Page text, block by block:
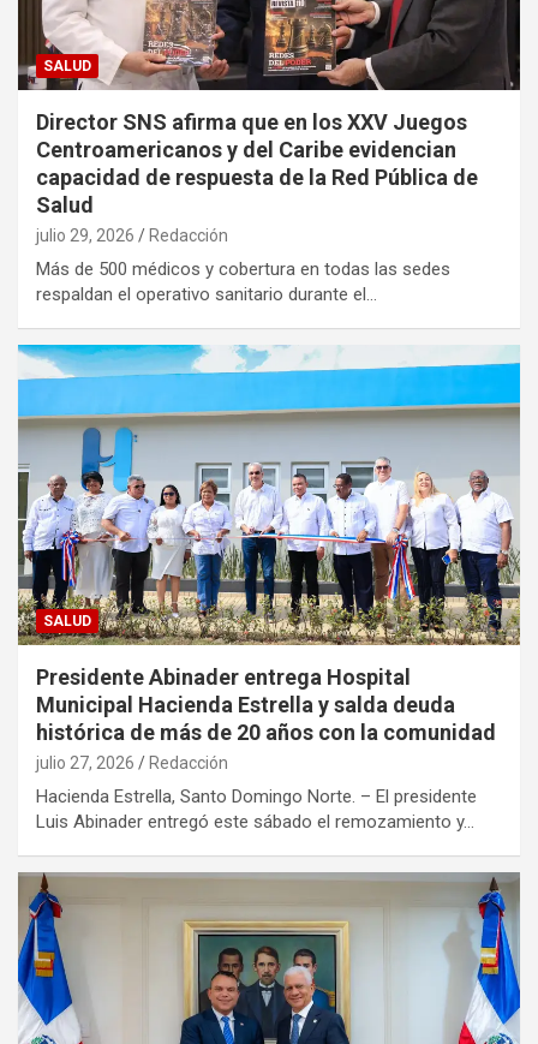
SALUD
Director SNS afirma que en los XXV Juegos
Centroamericanos y del Caribe evidencian
capacidad de respuesta de la Red Pública de
Salud
julio 29, 2026 Redacción
Más de 500 médicos y cobertura en todas las sedes
respaldan el operativo sanitario durante el…
SALUD
Presidente Abinader entrega Hospital
Municipal Hacienda Estrella y salda deuda
histórica de más de 20 años con la comunidad
julio 27, 2026 Redacción
Hacienda Estrella, Santo Domingo Norte. – El presidente
Luis Abinader entregó este sábado el remozamiento y…